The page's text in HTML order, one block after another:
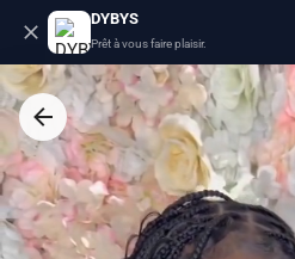
DYBYS
Prêt à vous faire plaisir.